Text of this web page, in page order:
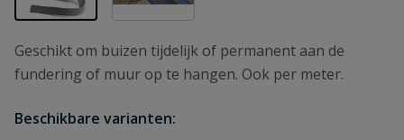
Geschikt om buizen tijdelijk of permanent aan de
fundering of muur op te hangen. Ook per meter.
Beschikbare varianten: